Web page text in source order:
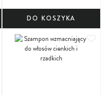
DO KOSZYKA
Dodaj do ulubionych